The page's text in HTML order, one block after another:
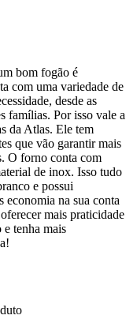
bom fogão é
com uma variedade de
desde as
famílias. Por isso vale a
da Atlas. Ele tem
que vão garantir mais
O forno conta com
de inox. Isso tudo
e possui
economia na sua conta
mais praticidade
e tenha mais